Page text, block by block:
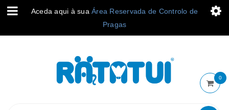
Aceda aqui à sua Área Reservada de Controlo de
Pragas
0